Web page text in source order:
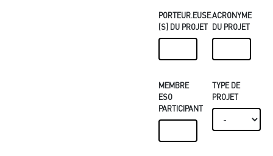
PORTEUR.EUSE.
(S) DU PROJET
ACRONYME
DU PROJET
MEMBRE
ESO
PARTICIPANT
TYPE DE
PROJET